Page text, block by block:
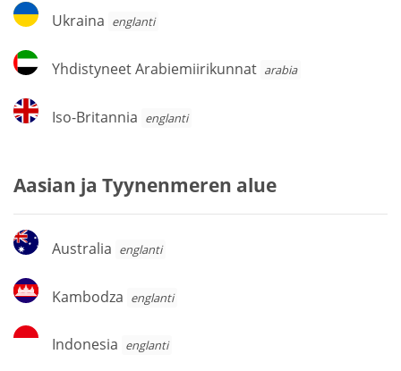
Ukraina
Ukraina englanti
Yhdistyneet
Arabiemiirikunnat
Yhdistyneet Arabiemiirikunnat arabia
Iso-
Britannia
Iso-Britannia englanti
Aasian ja Tyynenmeren alue
Australia
Australia englanti
Kambodza
Kambodza englanti
Indonesia
Indonesia englanti